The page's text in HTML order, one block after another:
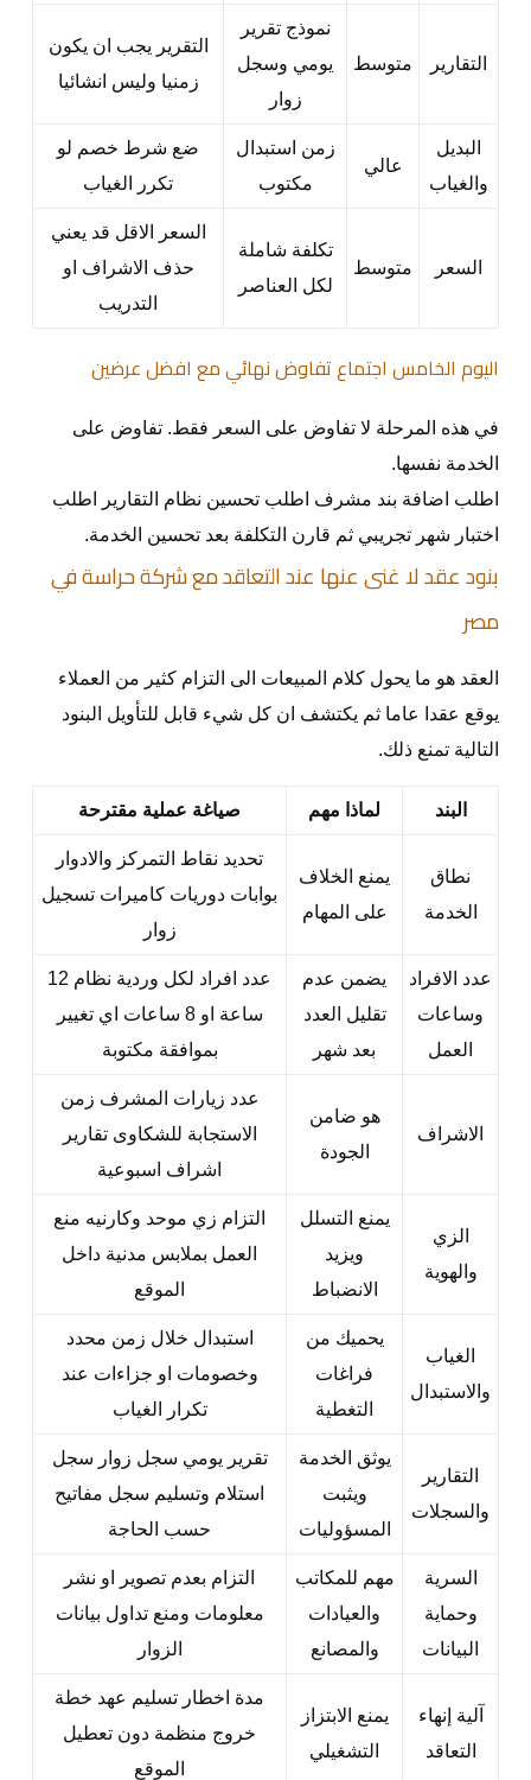
التقارير متوسط
نموذج تقرير
يومي وسجل
زوار
التقرير يجب ان يكون
زمنيا وليس انشائيا
البديل
والغياب
عالي
زمن استبدال
مكتوب
ضع شرط خصم لو
تكرر الغياب
السعر متوسط
تكلفة شاملة
لكل العناصر
السعر الاقل قد يعني
حذف الاشراف او
التدريب
اليوم الخامس اجتماع تفاوض نهائي مع افضل عرضين
في هذه المرحلة لا تفاوض على السعر فقط. تفاوض على
الخدمة نفسها.
اطلب اضافة بند مشرف اطلب تحسين نظام التقارير اطلب
اختبار شهر تجريبي ثم قارن التكلفة بعد تحسين الخدمة.
بنود عقد لا غنى عنها عند التعاقد مع شركة حراسة في
مصر
العقد هو ما يحول كلام المبيعات الى التزام كثير من العملاء
يوقع عقدا عاما ثم يكتشف ان كل شيء قابل للتأويل البنود
التالية تمنع ذلك.
البند لماذا مهم صياغة عملية مقترحة
نطاق
الخدمة
يمنع الخلاف
على المهام
تحديد نقاط التمركز والادوار
بوابات دوريات كاميرات تسجيل
زوار
عدد الافراد
وساعات
العمل
يضمن عدم
تقليل العدد
بعد شهر
عدد افراد لكل وردية نظام 12
ساعة او 8 ساعات اي تغيير
بموافقة مكتوبة
الاشراف
هو ضامن
الجودة
عدد زيارات المشرف زمن
الاستجابة للشكاوى تقارير
اشراف اسبوعية
الزي
والهوية
يمنع التسلل
ويزيد
الانضباط
التزام زي موحد وكارنيه منع
العمل بملابس مدنية داخل
الموقع
الغياب
والاستبدال
يحميك من
فراغات
التغطية
استبدال خلال زمن محدد
وخصومات او جزاءات عند
تكرار الغياب
التقارير
والسجلات
يوثق الخدمة
ويثبت
المسؤوليات
تقرير يومي سجل زوار سجل
استلام وتسليم سجل مفاتيح
حسب الحاجة
السرية
وحماية
البيانات
مهم للمكاتب
والعيادات
والمصانع
التزام بعدم تصوير او نشر
معلومات ومنع تداول بيانات
الزوار
آلية إنهاء
التعاقد
يمنع الابتزاز
التشغيلي
مدة اخطار تسليم عهد خطة
خروج منظمة دون تعطيل
الموقع